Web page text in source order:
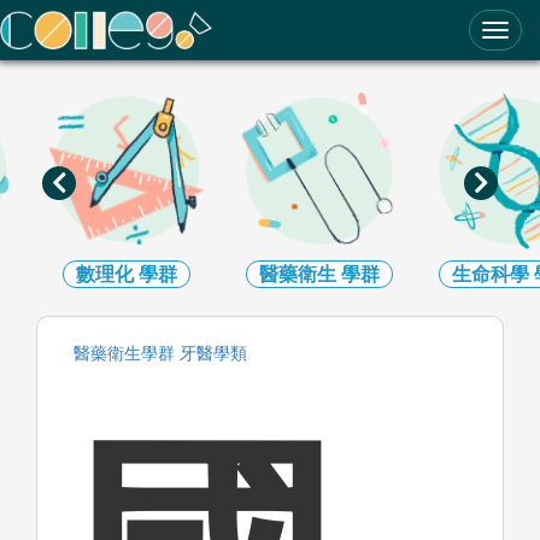
ColleGo! 大學選才與高中育才輔助系統
數理化學群 醫藥衛生 學群 生命科學
醫藥衛生學群 牙醫學類